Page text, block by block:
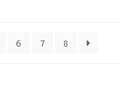
6 7 8